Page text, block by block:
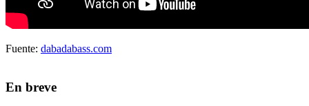
Fuente: dabadabass.com
En breve